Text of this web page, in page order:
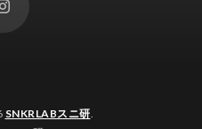
SNKRLABスニ研.